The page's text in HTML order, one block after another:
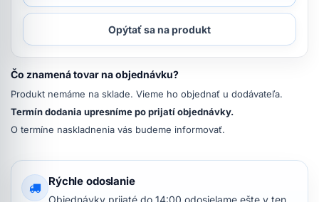
Opýtať sa na produkt
Čo znamená tovar na objednávku?
Produkt nemáme na sklade. Vieme ho objednať u dodávateľa.
Termín dodania upresníme po prijatí objednávky.
O termíne naskladnenia vás budeme informovať.
Rýchle odoslanie
Objednávky prijaté do 14:00 odosielame ešte v ten